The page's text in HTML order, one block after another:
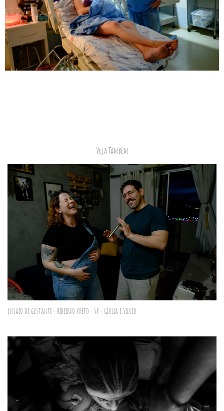
Veja Também
Ensaio de gestante - Ribeirão Preto - SP - Giulia e Silvio